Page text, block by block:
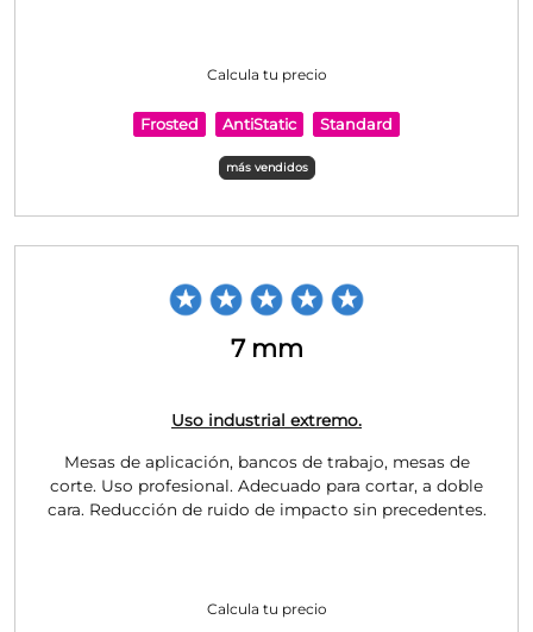
Calcula tu precio
Frosted AntiStatic Standard
más vendidos
7 mm
Uso industrial extremo.
Mesas de aplicación, bancos de trabajo, mesas de
corte. Uso profesional. Adecuado para cortar, a doble
cara. Reducción de ruido de impacto sin precedentes.
Calcula tu precio